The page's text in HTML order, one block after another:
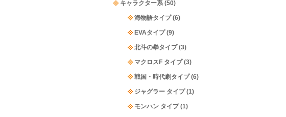
キャラクター系 (50)
海物語タイプ(6)
EVAタイプ(9)
北斗の拳タイプ(3)
マクロスF タイプ(3)
戦国・時代劇タイプ(6)
ジャグラー タイプ(1)
モンハン タイプ(1)